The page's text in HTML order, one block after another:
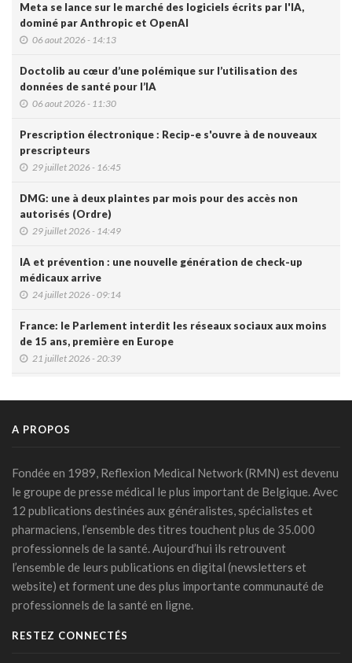
Meta se lance sur le marché des logiciels écrits par l'IA,
dominé par Anthropic et OpenAI
06 aout 2026 - 14:13
Doctolib au cœur d’une polémique sur l’utilisation des
données de santé pour l’IA
06 aout 2026 - 11:30
Prescription électronique : Recip-e s'ouvre à de nouveaux
prescripteurs
29 juillet 2026 - 16:45
DMG: une à deux plaintes par mois pour des accès non
autorisés (Ordre)
29 juillet 2026 - 14:49
IA et prévention : une nouvelle génération de check-up
médicaux arrive
24 juillet 2026 - 09:14
France: le Parlement interdit les réseaux sociaux aux moins
de 15 ans, première en Europe
21 juillet 2026 - 20:39
soignants
15 juillet 2026 - 11:24
Un jeune Américain sur cinq sollicite un chatbot pour sa
santé mentale
14 juillet 2026 - 17:29
Urgence médicale : l'IA doit d'abord faire ses preuves face
au papier ( Valentin Dirken )
14 juillet 2026 - 16:59
A PROPOS
Fondée en 1989, Reflexion Medical Network (RMN) est devenu
le groupe de presse médical le plus important de Belgique. Avec
12 publications destinées aux généralistes, spécialistes et
pharmaciens, l’ensemble des titres touchent plus de 35.000
professionnels de la santé. Aujourd’hui ils retrouvent
l’ensemble de leurs publications en digital (newsletters et
website) et forment une des plus importante communauté de
professionnels de la santé en ligne.
RESTEZ CONNECTÉS